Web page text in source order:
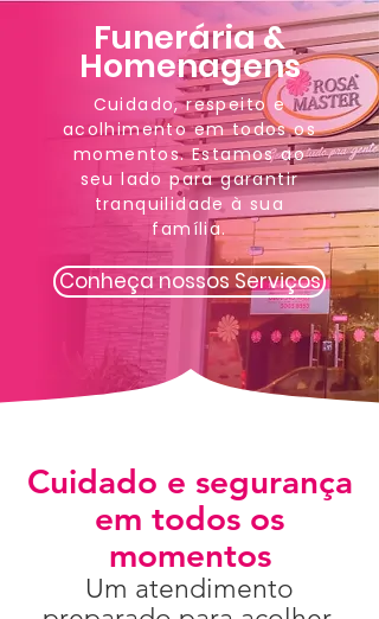
Funerária &
Homenagens
Cuidado, respeito e
acolhimento em todos os
momentos. Estamos ao
seu lado para garantir
tranquilidade à sua
família.
Conheça nossos Serviços
Cuidado e segurança
em todos os
momentos
Um atendimento